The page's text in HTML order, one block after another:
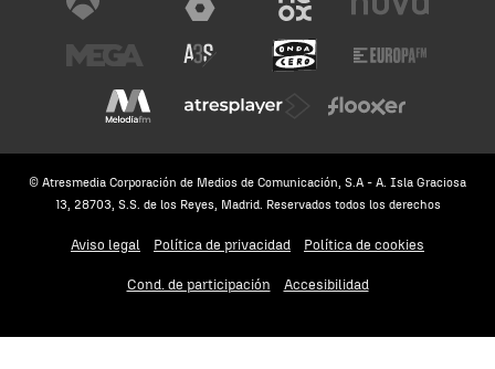
© Atresmedia Corporación de Medios de Comunicación, S.A - A. Isla Graciosa
13, 28703, S.S. de los Reyes, Madrid. Reservados todos los derechos
Aviso legal Política de privacidad Política de cookies
Cond. de participación Accesibilidad